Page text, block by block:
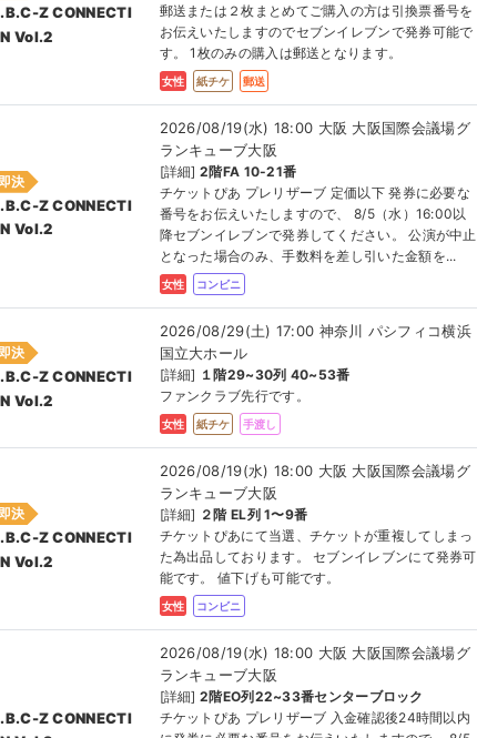
Z CONNECTI
Vol.2
郵送または２枚まとめてご購入の方は引換票番号を
お伝えいたしますのでセブンイレブンで発券可能で
す。 1枚のみの購入は郵送となります。
女性 紙チケ 郵送
決
Z CONNECTI
Vol.2
2026/08/19(水) 18:00 大阪 大阪国際会議場グ
ランキューブ大阪
[詳細]2階FA 10-21番
チケットぴあ プレリザーブ 定価以下 発券に必要な
番号をお伝えいたしますので、 8/5（水）16:00以
降セブンイレブンで発券してください。 公演が中止
となった場合のみ、手数料を差し引いた金額を...
女性 コンビニ
決
Z CONNECTI
Vol.2
2026/08/29(土) 17:00 神奈川 パシフィコ横浜
国立大ホール
[詳細] １階29~30列 40~53番
ファンクラブ先行です。
女性 紙チケ 手渡し
決
Z CONNECTI
Vol.2
2026/08/19(水) 18:00 大阪 大阪国際会議場グ
ランキューブ大阪
[詳細] ２階 EL列 1〜9番
チケットぴあにて当選、チケットが重複してしまっ
た為出品しております。 セブンイレブンにて発券可
能です。 値下げも可能です。
女性 コンビニ
Z CONNECTI
2026/08/19(水) 18:00 大阪 大阪国際会議場グ
ランキューブ大阪
[詳細]2階EO列22~33番センターブロック
チケットぴあ プレリザーブ 入金確認後24時間以内